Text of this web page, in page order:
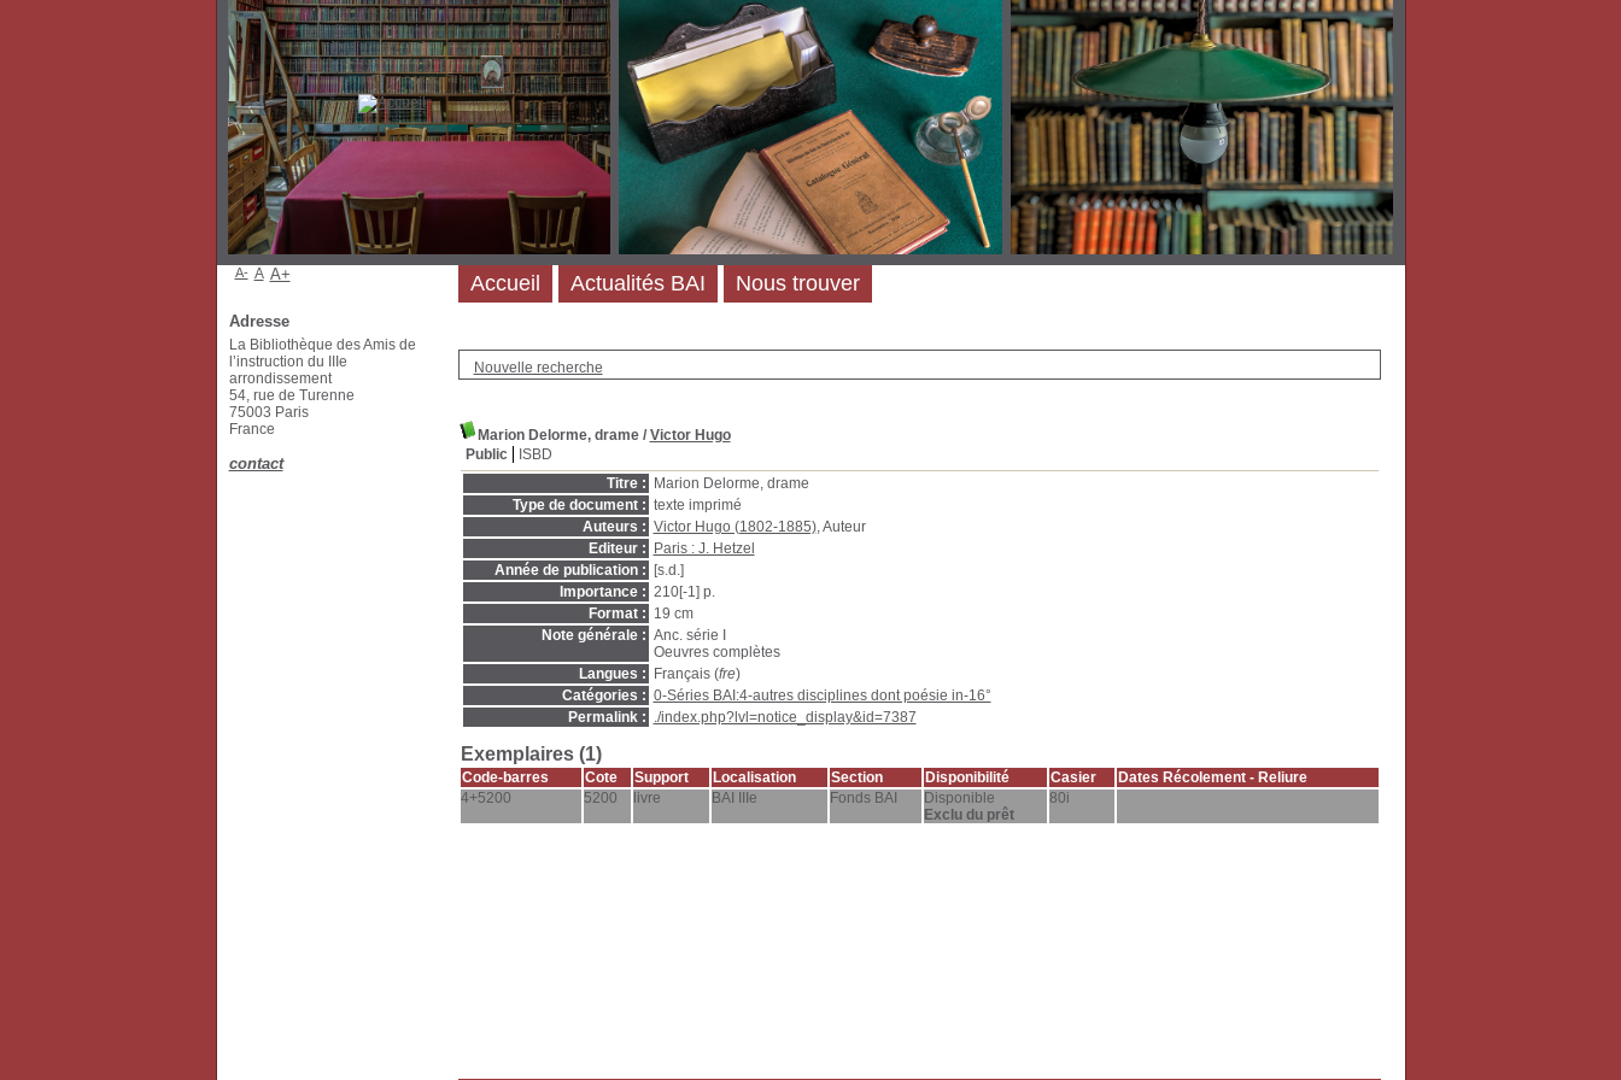
Nouvelle recherche
Marion Delorme, drame/ Victor Hugo
Public
ISBD
Titre :
Marion Delorme, drame
Type de document : texte imprimé
Auteurs : Victor Hugo (1802-1885), Auteur
Editeur :
Paris : J. Hetzel
Année de publication :
[s.d.]
Importance : 210[-1] p.
Format : 19 cm
Note générale : Anc. série I
Oeuvres complètes
Langues :
Français (fre)
Catégories : 0-Séries BAI:4-autres disciplines dont poésie in-16°
Permalink : ./index.php?lvl=notice_display&id=7387
Exemplaires (1)
Code-barres Cote Support Localisation Section Disponibilité Casier
Dates Récolement - Reliure
4+5200
5200 livre BAI IIIe Fonds BAI
Disponible
Exclu du prêt
80i
Accueil Actualités BAI Nous trouver
A- A A+
Adresse
La Bibliothèque des Amis de
l’instruction du IIIe
arrondissement
54, rue de Turenne
75003 Paris
France
contact